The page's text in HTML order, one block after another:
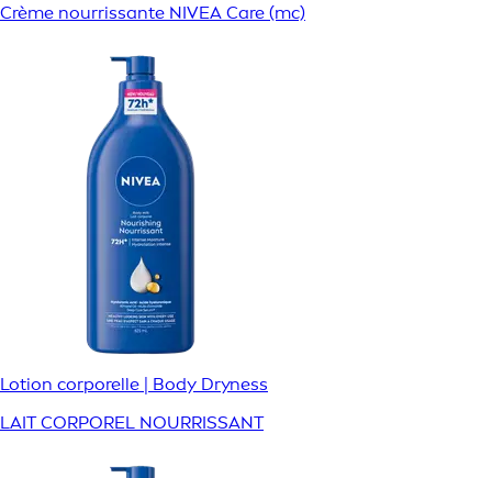
Crème nourrissante NIVEA Care (mc)
Lotion corporelle | Body Dryness
LAIT CORPOREL NOURRISSANT